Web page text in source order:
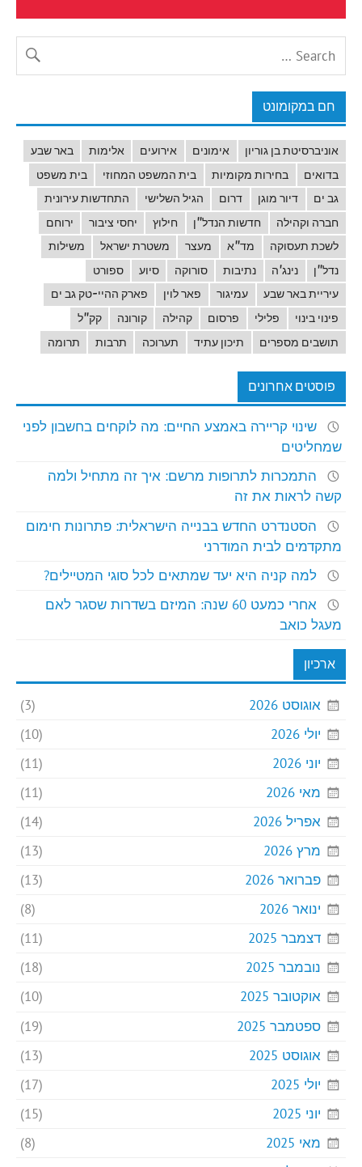
חם במקומונט
אוניברסיטת בן גוריון אימונים אירועים אלימות
באר שבע
בדואים
בחירות מקומיות בית המשפט המחוזי
בית משפט
גב ים
דיור מוגן דרום הגיל השלישי
התחדשות עירונית
חברה וקהילה
חדשות הנדל"ן חילוץ יחסי ציבור
ירוחם
לשכת תעסוקה
מד"א מעצר משטרת ישראל
משילות
נדל"ן
נינג'ה נתיבות סורוקה סיוע
ספורט
עיריית באר שבע
עמיגור פאר לוין
פארק ההיי-טק גב ים
פינוי בינוי
פלילי פרסום קהילה קורונה
קק"ל
תושבים מספרים
תיכון עתיד תערוכה תרבות תרומה
פוסטים אחרונים
שינוי קריירה באמצע החיים: מה לוקחים בחשבון לפני
שמחליטים
התמכרות לתרופות מרשם: איך זה מתחיל ולמה
קשה לראות את זה
הסטנדרט החדש בבנייה הישראלית: פתרונות חימום
מתקדמים לבית המודרני
למה קניה היא יעד שמתאים לכל סוגי המטיילים?
אחרי כמעט 60 שנה: המיזם בשדרות שסגר לאם
מעגל כואב
ארכיון
אוגוסט 2026
יולי 2026
יוני 2026
מאי 2026
אפריל 2026
מרץ 2026
פברואר 2026
ינואר 2026
דצמבר 2025
נובמבר 2025
אוקטובר 2025
ספטמבר 2025
אוגוסט 2025
יולי 2025
יוני 2025
מאי 2025